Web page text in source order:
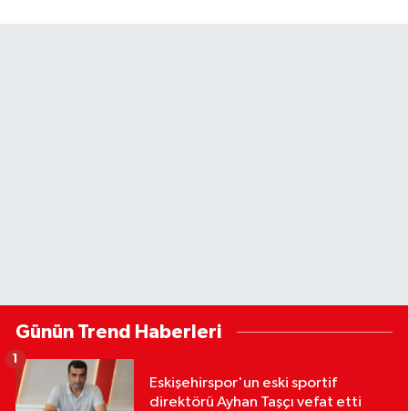
Günün Trend Haberleri
Eskişehirspor'un eski sportif
direktörü Ayhan Taşçı vefat etti
1